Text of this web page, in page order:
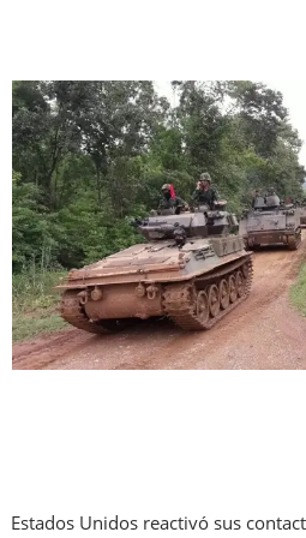
Estados Unidos reactivó sus